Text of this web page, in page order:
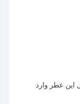
این عطر وارد